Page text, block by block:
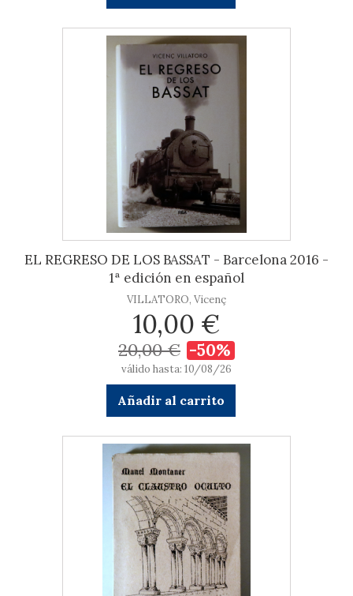
EL REGRESO DE LOS BASSAT - Barcelona 2016 -
1ª edición en español
VILLATORO, Vicenç
10,00 €
20,00 € -50%
válido hasta: 10/08/26
Añadir al carrito